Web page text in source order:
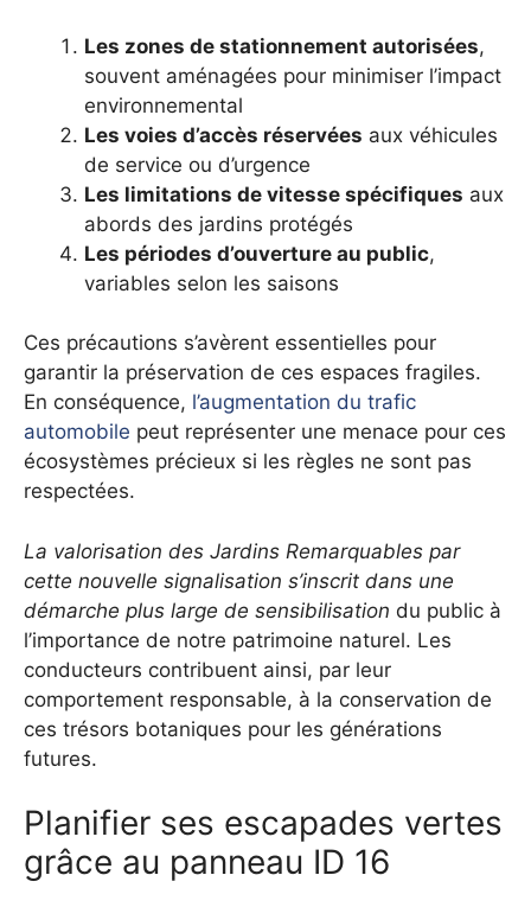
Les zones de stationnement autorisées,
souvent aménagées pour minimiser l’impact
environnemental
Les voies d’accès réservées aux véhicules
de service ou d’urgence
Les limitations de vitesse spécifiques aux
abords des jardins protégés
Les périodes d’ouverture au public,
variables selon les saisons
Ces précautions s’avèrent essentielles pour
garantir la préservation de ces espaces fragiles.
En conséquence, l’augmentation du trafic
automobile peut représenter une menace pour ces
écosystèmes précieux si les règles ne sont pas
respectées.
La valorisation des Jardins Remarquables par
cette nouvelle signalisation s’inscrit dans une
démarche plus large de sensibilisation du public à
l’importance de notre patrimoine naturel. Les
conducteurs contribuent ainsi, par leur
comportement responsable, à la conservation de
ces trésors botaniques pour les générations
futures.
Planifier ses escapades vertes
grâce au panneau ID 16